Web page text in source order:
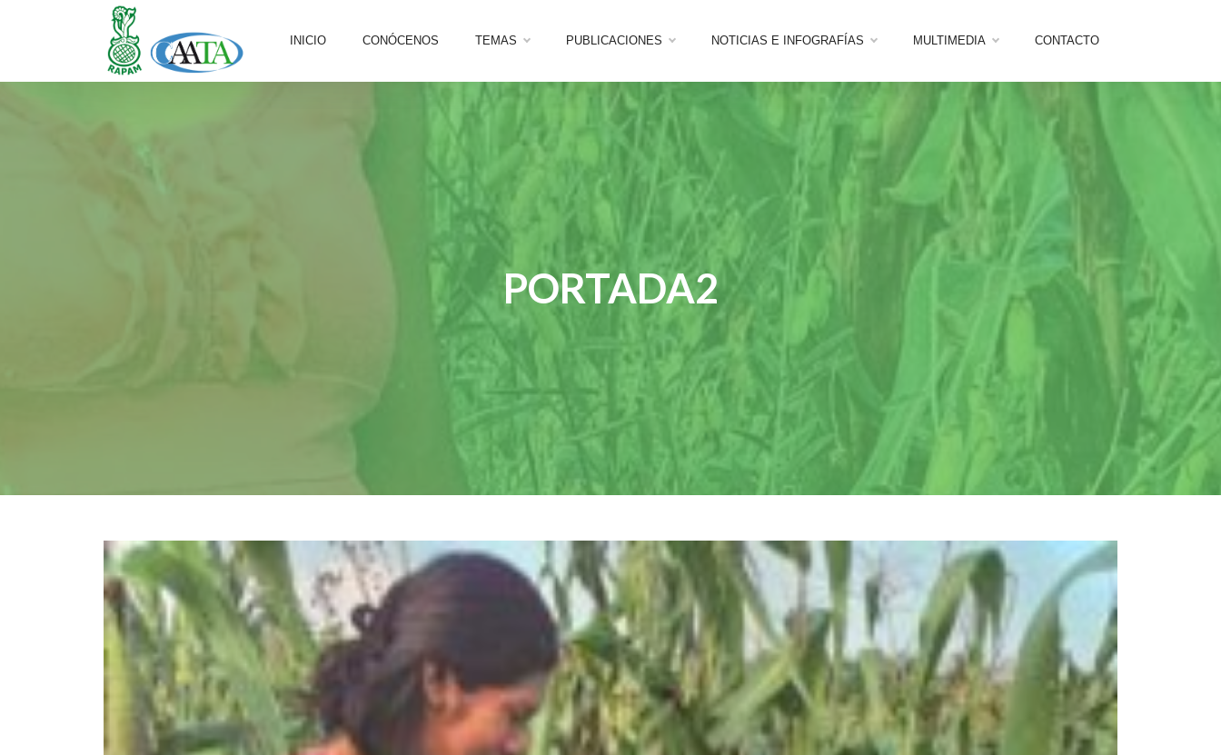
INICIO CONÓCENOS TEMAS PUBLICACIONES NOTICIAS E INFOGRAFÍAS MULTIMEDIA CONTACTO
PORTADA2